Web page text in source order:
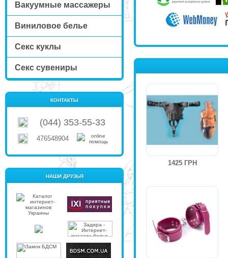
Вакуумные массажеры
Виниловое белье
Секс куклы
Секс сувениры
КОНТАКТЫ
(044) 353-55-33
476548904
НАШИ ДРУЗЬЯ
1425 ГРН